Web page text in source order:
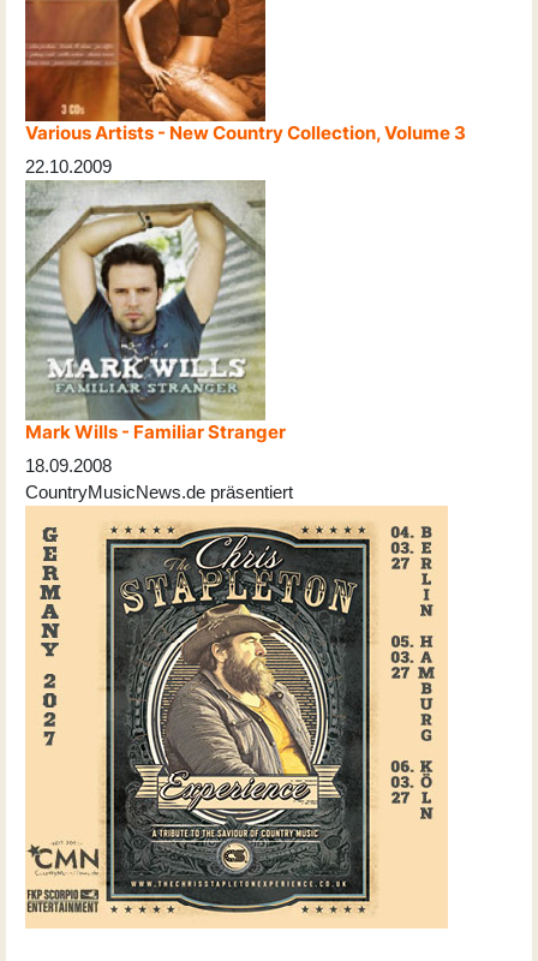
Various Artists - New Country Collection, Volume 3
22.10.2009
Mark Wills - Familiar Stranger
18.09.2008
CountryMusicNews.de präsentiert